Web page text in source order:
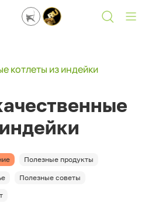
котлеты из индейки
Полезные продукты
Полезные советы